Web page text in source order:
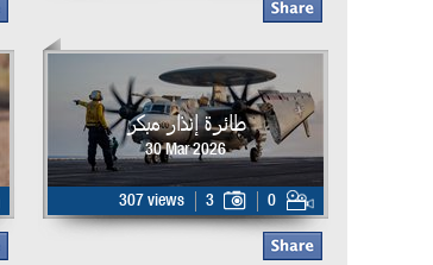
طائرة إنذار مبكر
30 Mar 2026
307 views 3 0